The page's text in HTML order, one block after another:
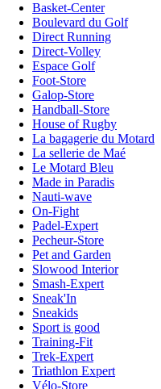
Basket-Center
Boulevard du Golf
Direct Running
Direct-Volley
Espace Golf
Foot-Store
Galop-Store
Handball-Store
House of Rugby
La bagagerie du Motard
La sellerie de Maé
Le Motard Bleu
Made in Paradis
Nauti-wave
On-Fight
Padel-Expert
Pecheur-Store
Pet and Garden
Slowood Interior
Smash-Expert
Sneak'In
Sneakids
Sport is good
Training-Fit
Trek-Expert
Triathlon Expert
Vélo-Store